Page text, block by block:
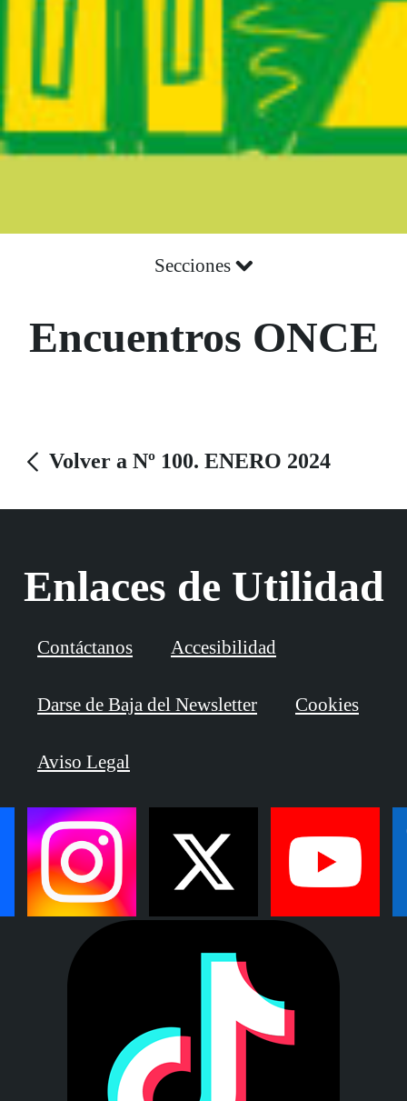
Secciones
Encuentros ONCE
Volver a Nº 100. ENERO 2024
Enlaces de Utilidad
Contáctanos Accesibilidad
Darse de Baja del Newsletter Cookies
Aviso Legal